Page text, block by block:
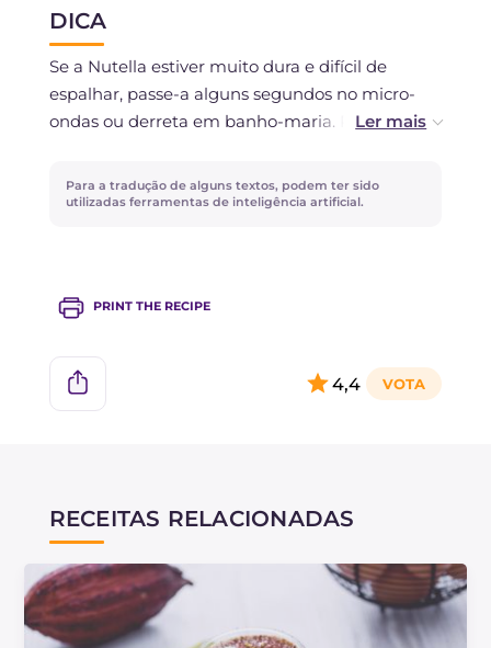
cerca de 1 mês.
DICA
Se a Nutella estiver muito dura e difícil de
espalhar, passe-a alguns segundos no micro-
ondas ou derreta em banho-maria. Para
Nutella, você pode usar praliné de avelã
também na primeira camada de biscoitos
cacau!
Para a tradução de alguns textos, podem ter sido
utilizadas ferramentas de inteligência artificial.
PRINT THE RECIPE
4,4
RECEITAS RELACIONADAS